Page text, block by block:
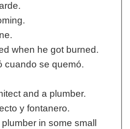
when he got burned.
cuando se quemó.
and a plumber.
y fontanero.
in some small